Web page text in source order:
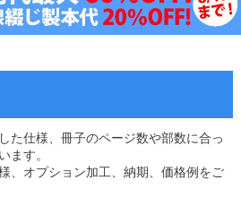
た仕様、冊子のページ数や部数に合っ
ます。
、オプション加工、納期、価格例をご